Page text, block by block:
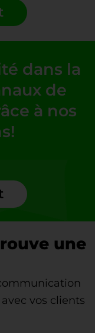
dans la
de
à nos
une
vos clients